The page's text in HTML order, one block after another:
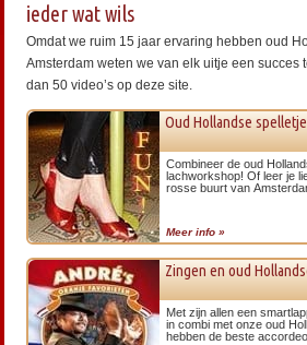
ieder wat wils
Omdat we ruim 15 jaar ervaring hebben oud
Amsterdam weten we van elk uitje een succes
dan 50 video’s op deze site.
Oud Hollandse
Combineer de oud
lachworkshop! Of leer je
rosse buurt van
Meer info »
Zingen en oud
Met zijn allen een
in combi met onze oud
hebben de beste